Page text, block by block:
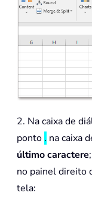
2. Na caixa de
ponto . na caixa
último caractere
no painel direito
tela: